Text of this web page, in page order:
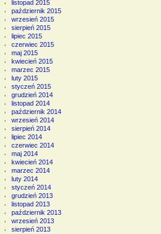
listopad 2015
październik 2015
wrzesień 2015
sierpień 2015
lipiec 2015
czerwiec 2015
maj 2015
kwiecień 2015
marzec 2015
luty 2015
styczeń 2015
grudzień 2014
listopad 2014
październik 2014
wrzesień 2014
sierpień 2014
lipiec 2014
czerwiec 2014
maj 2014
kwiecień 2014
marzec 2014
luty 2014
styczeń 2014
grudzień 2013
listopad 2013
październik 2013
wrzesień 2013
sierpień 2013